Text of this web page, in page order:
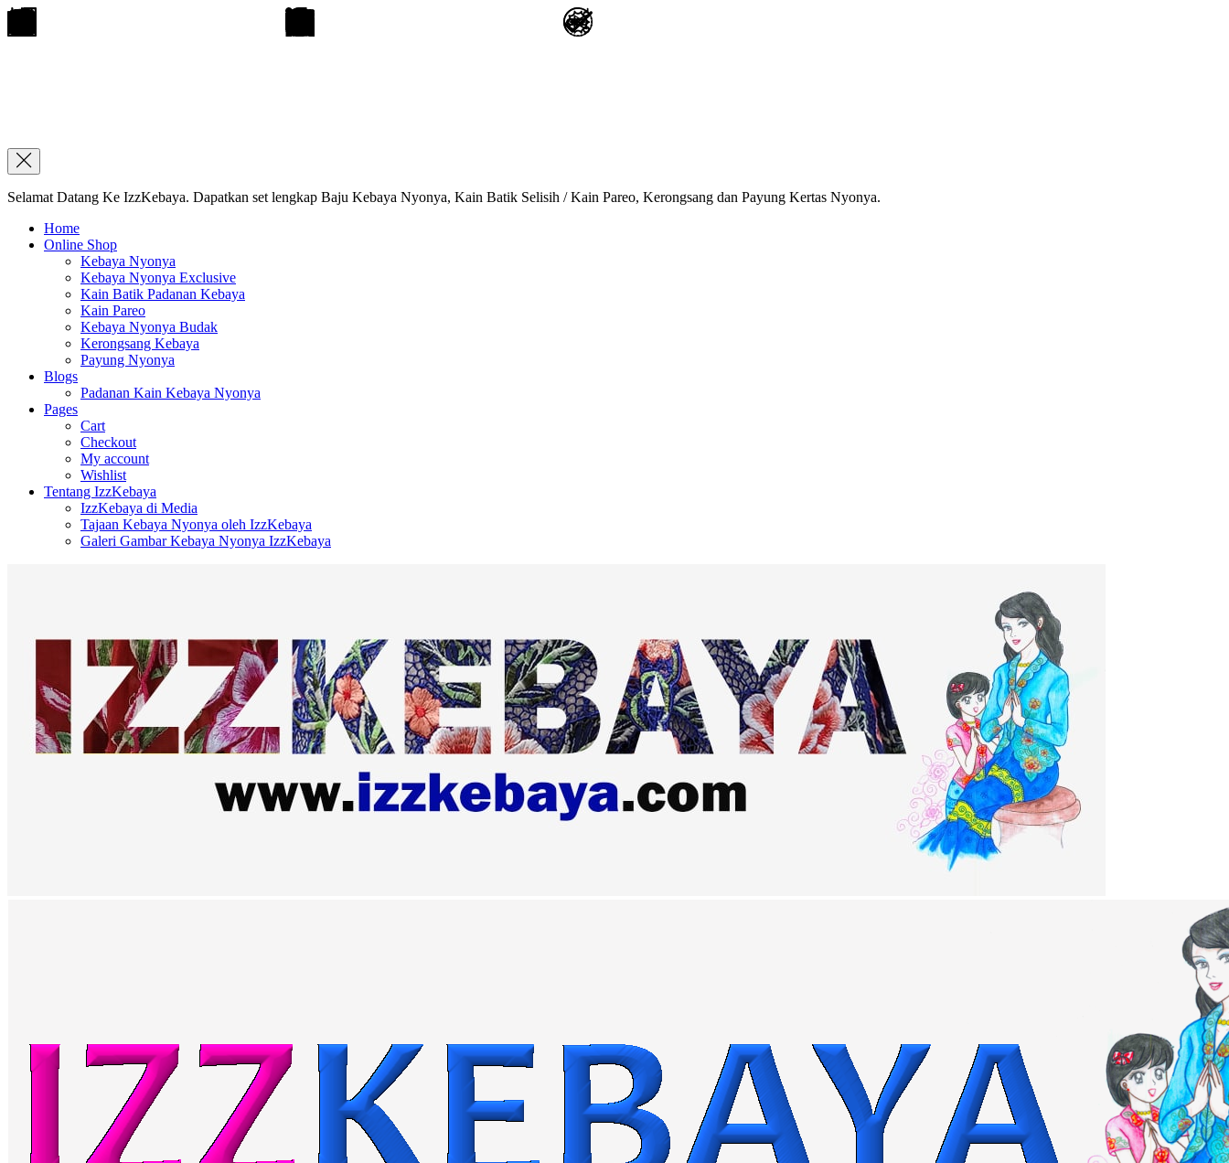
Selamat Datang Ke IzzKebaya. Dapatkan set lengkap Baju Kebaya Nyonya, Kain Batik Selisih / Kain Pareo, Kerongsang dan Payung Kertas Nyonya.
Home
Online Shop
Kebaya Nyonya
Kebaya Nyonya Exclusive
Kain Batik Padanan Kebaya
Kain Pareo
Kebaya Nyonya Budak
Kerongsang Kebaya
Payung Nyonya
Blogs
Padanan Kain Kebaya Nyonya
Pages
Cart
Checkout
My account
Wishlist
Tentang IzzKebaya
IzzKebaya di Media
Tajaan Kebaya Nyonya oleh IzzKebaya
Galeri Gambar Kebaya Nyonya IzzKebaya